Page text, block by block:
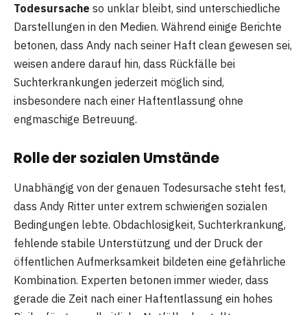
Todesursache so unklar bleibt, sind unterschiedliche
Darstellungen in den Medien. Während einige Berichte
betonen, dass Andy nach seiner Haft clean gewesen sei,
weisen andere darauf hin, dass Rückfälle bei
Suchterkrankungen jederzeit möglich sind,
insbesondere nach einer Haftentlassung ohne
engmaschige Betreuung.
Rolle der sozialen Umstände
Unabhängig von der genauen Todesursache steht fest,
dass Andy Ritter unter extrem schwierigen sozialen
Bedingungen lebte. Obdachlosigkeit, Suchterkrankung,
fehlende stabile Unterstützung und der Druck der
öffentlichen Aufmerksamkeit bildeten eine gefährliche
Kombination. Experten betonen immer wieder, dass
gerade die Zeit nach einer Haftentlassung ein hohes